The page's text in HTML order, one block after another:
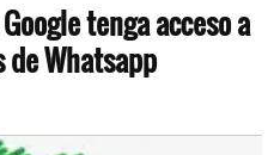
tenga acceso a
Whatsapp